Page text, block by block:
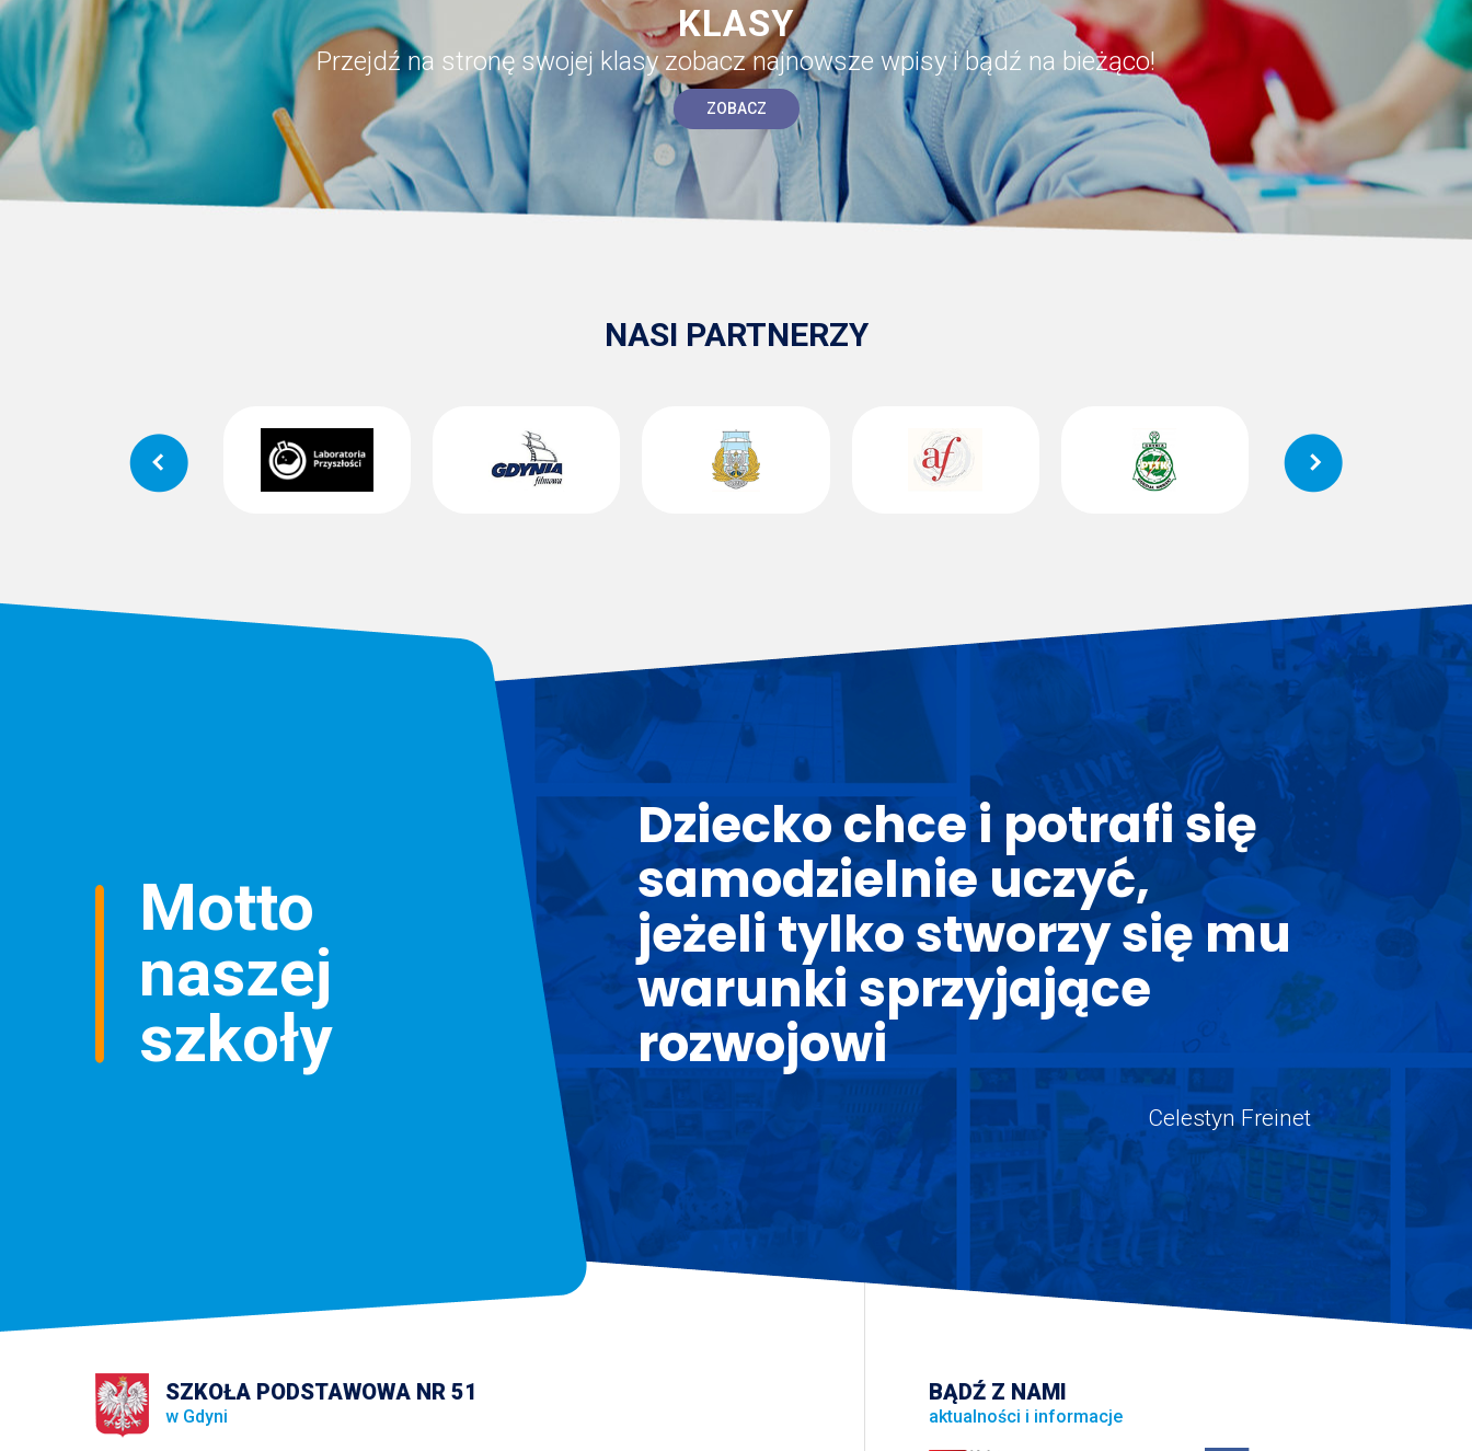
KLASY
Przejdź na stronę swojej klasy zobacz najnowsze wpisy i bądź na bieżąco!
ZOBACZ
NASI PARTNERZY
Motto
naszej
szkoły
Dziecko chce i potrafi się
samodzielnie uczyć,
jeżeli tylko stworzy się mu
warunki sprzyjające
rozwojowi
Celestyn Freinet
SZKOŁA PODSTAWOWA NR 51
w Gdyni
BĄDŹ Z NAMI
aktualności i informacje